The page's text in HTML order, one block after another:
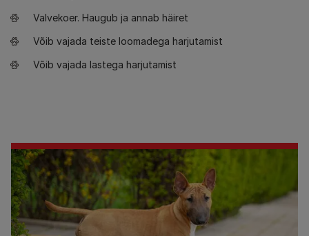
Valvekoer. Haugub ja annab häiret
Võib vajada teiste loomadega harjutamist
Võib vajada lastega harjutamist